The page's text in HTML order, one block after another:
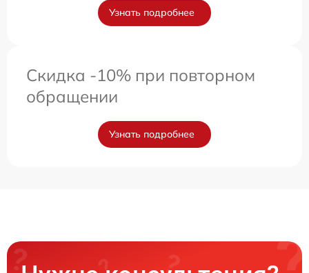
Узнать подробнее
Скидка -10% при повторном
обращении
Узнать подробнее